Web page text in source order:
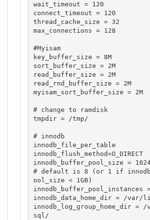
wait_timeout = 120
connect_timeout = 120
thread_cache_size = 32
max_connections = 128
#Myisam
key_buffer_size = 8M
sort_buffer_size = 2M
read_buffer_size = 2M
read_rnd_buffer_size = 2M
myisam_sort_buffer_size = 2M
# change to ramdisk
tmpdir = /tmp/
# innodb
innodb_file_per_table
innodb_flush_method=O_DIRECT
innodb_buffer_pool_size =
# default is 8 (or 1 if
ool_size < 1GB)
innodb_buffer_pool_instances
innodb_data_home_dir = /var/
innodb_log_group_home_dir =
sql/